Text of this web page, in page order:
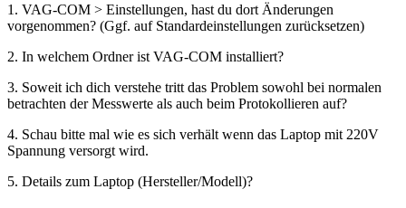
1. VAG-COM > Einstellungen, hast du dort Änderungen
vorgenommen? (Ggf. auf Standardeinstellungen zurücksetzen)
2. In welchem Ordner ist VAG-COM installiert?
3. Soweit ich dich verstehe tritt das Problem sowohl bei normalen
betrachten der Messwerte als auch beim Protokollieren auf?
4. Schau bitte mal wie es sich verhält wenn das Laptop mit 220V
Spannung versorgt wird.
5. Details zum Laptop (Hersteller/Modell)?